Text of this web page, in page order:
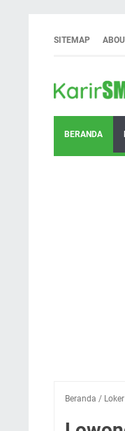
SITEMAP
BERANDA
Beranda /